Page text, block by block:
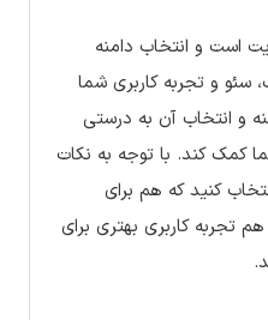
است و انتخاب دامنه
سئو و تجربه کاربری شما
و انتخاب آن به درستی
کمک کند. با توجه به نکات
کنید که هم برای
تجربه کاربری بهتری برای